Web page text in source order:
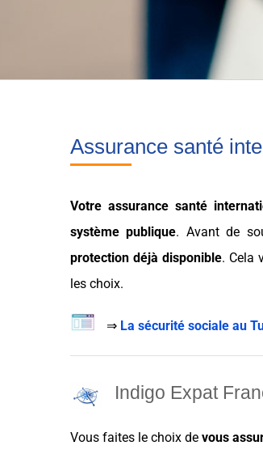
Assurance santé
Votreassurance santé
système publique. Avant de
protection déjà disponible. Cela
les choix.
⇒ La sécurité sociale au
Indigo Expat
Vous faites le choix de vous